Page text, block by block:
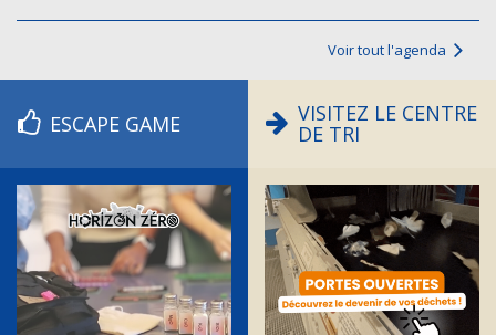
Voir tout l'agenda
ESCAPE GAME VISITEZ LE CENTRE
DE TRI